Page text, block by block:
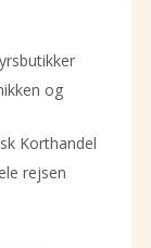
og
Korthandel
rejsen